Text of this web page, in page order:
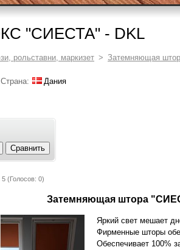
"СИЕСТА" - DKL
рольставни, маркизет > Затемняющая
Страна: Дания
Сравнить
5 (Голосов: 0)
Затемняющая штора
Яркий свет мешает
Фирменные шторы
Обеспечивает 100%